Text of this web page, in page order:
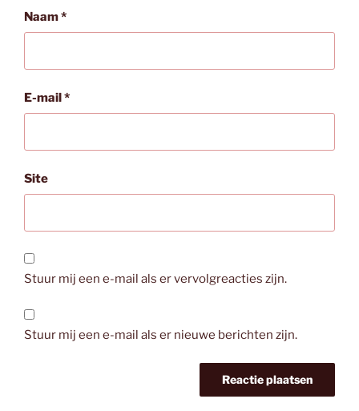
Naam*
E-mail*
Site
Stuur mij een e-mail als er vervolgreacties zijn.
Stuur mij een e-mail als er nieuwe berichten zijn.